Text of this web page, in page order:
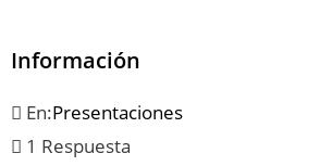
Información
En:Presentaciones
1 Respuesta